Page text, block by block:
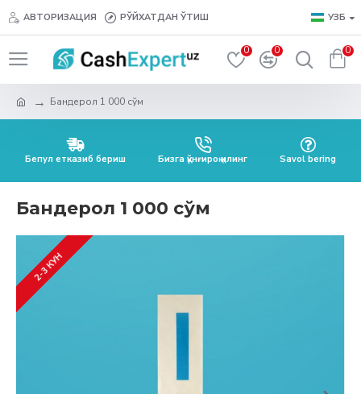
АВТОРИЗАЦИЯ РЎЙХАТДАН ЎТИШ УЗБ
0 0 0
Бандерол 1 000 сўм
Бепул етказиб бериш Бизга қўнғироқ қилинг Savol bering
Бандерол 1 000 сўм
2-3 КУН